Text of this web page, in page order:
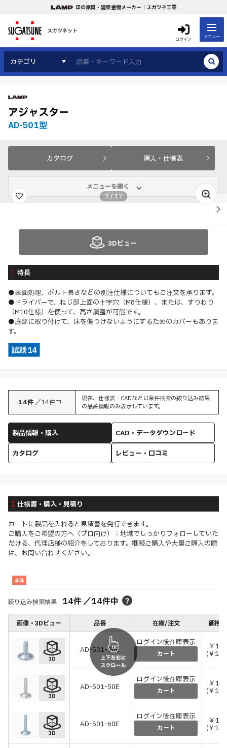
印の家具・建築金物メーカー｜スガツネ工業
スガツネット
ログイン メニュー
カテゴリ
アジャスター
AD-501型
カタログ 購入・仕様表
メニューを開く
1 /17
3Dビュー
特長
●表面処理、ボルト長さなどの別注仕様についてもご注文を承ります。
●ドライバーで、ねじ部上面の十字穴（M8仕様）、または、すりわり
（M10仕様）を使って、高さ調整が可能です。
●底部に取り付けて、床を傷つけないようにするためのカバーもありま
す。
14件 ／14件中
現在、仕様表・CADなどは条件検索の絞り込み結果
の品番情報のみ表示しています。
製品情報・購入
CAD・データダウンロード
カタログ
レビュー・口コミ
仕様書・購入・見積り
カートに製品を入れると見積書を発行できます。
ご購入をご希望の方へ（プロ向け）：地域でしっかりフォローしていた
だける、代理店様の紹介をしております。継続ご購入や大量ご購入の際
は、お問い合わせください。
本体
絞り込み検索結果 14件／14件中
画像・3Dビュー 品番 在庫/注文 価格(
AD-501-30E
ログイン後在庫表示
カート
￥
(￥
AD-501-50E
ログイン後在庫表示
カート
￥
(￥
AD-501-60E
ログイン後在庫表示
カート
￥
(￥